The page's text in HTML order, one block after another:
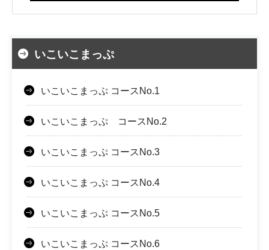
いこいこまっぷ
いこいこまっぷ コースNo.1
いこいこまっぷ コースNo.2
いこいこまっぷ コースNo.3
いこいこまっぷ コースNo.4
いこいこまっぷ コースNo.5
いこいこまっぷ コースNo.6